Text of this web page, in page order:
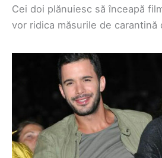
Cei doi plănuiesc să înceapă
vor ridica măsurile de carantină